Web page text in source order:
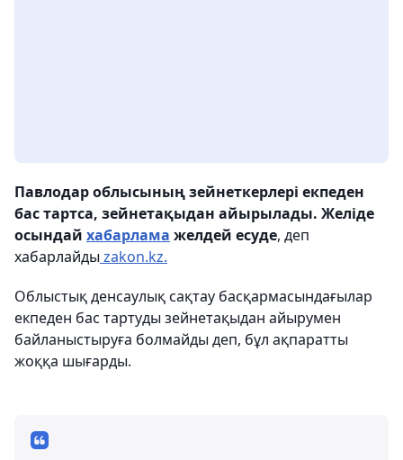
Павлодар облысының зейнеткерлері екпеден
бас тартса, зейнетақыдан айырылады. Желіде
осындай хабарлама желдей есуде, деп
хабарлайды zakon.kz.
Облыстық денсаулық сақтау басқармасындағылар
екпеден бас тартуды зейнетақыдан айырумен
байланыстыруға болмайды деп, бұл ақпаратты
жоққа шығарды.